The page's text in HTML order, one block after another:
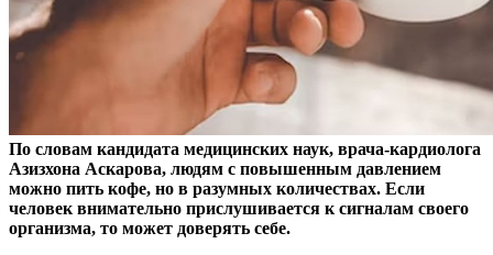
По словам кандидата медицинских наук, врача-кардиолога
Азизхона Аскарова, людям с повышенным давлением
можно пить кофе, но в разумных количествах. Если
человек внимательно прислушивается к сигналам своего
организма, то может доверять себе.